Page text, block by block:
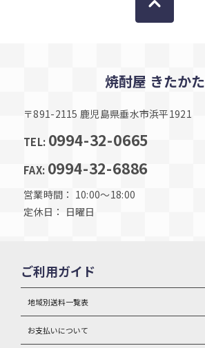
焼酎屋 きたかた
〒891-2115 鹿児島県垂水市浜平1921
TEL: 0994-32-0665
FAX: 0994-32-6886
営業時間： 10:00～18:00
定休日： 日曜日
ご利用ガイド
地域別送料一覧表
お支払いについて